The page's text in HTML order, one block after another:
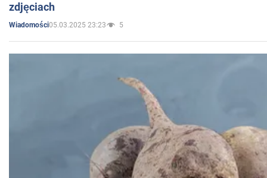
zdjęciach
Wiadomości05.03.2025 23:23 5